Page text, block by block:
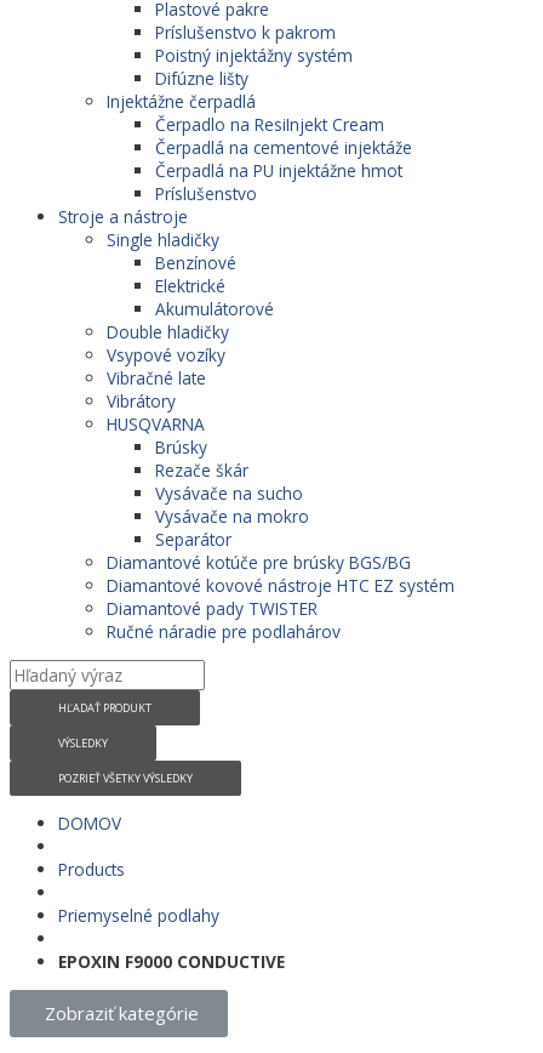
Plastové pakre
Príslušenstvo k pakrom
Poistný injektážny systém
Difúzne lišty
Injektážne čerpadlá
Čerpadlo na ResiInjekt Cream
Čerpadlá na cementové injektáže
Čerpadlá na PU injektážne hmot
Príslušenstvo
Stroje a nástroje
Single hladičky
Benzínové
Elektrické
Akumulátorové
Double hladičky
Vsypové vozíky
Vibračné late
Vibrátory
HUSQVARNA
Brúsky
Rezače škár
Vysávače na sucho
Vysávače na mokro
Separátor
Diamantové kotúče pre brúsky BGS/BG
Diamantové kovové nástroje HTC EZ systém
Diamantové pady TWISTER
Ručné náradie pre podlahárov
HĽADAŤ PRODUKT
VÝSLEDKY
POZRIEŤ VŠETKY VÝSLEDKY
DOMOV
Products
Priemyselné podlahy
EPOXIN F9000 CONDUCTIVE
Zobraziť kategórie